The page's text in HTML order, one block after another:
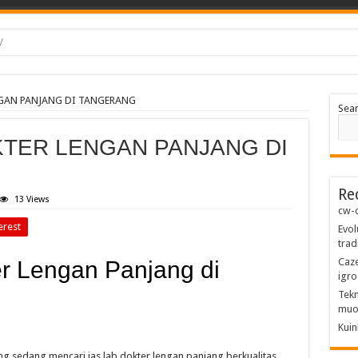
PANJANG DI TANGERANG
LENGAN PANJANG DI
13 Views
Lengan Panjang di
cw-
igro